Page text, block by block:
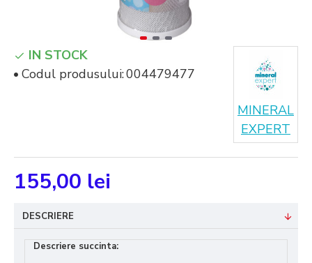
155,00 lei
IN STOCK
Codul produsului:004479477
MINERAL
EXPERT
DESCRIERE
Descriere succinta: